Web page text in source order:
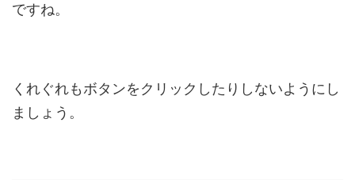
ですね。
くれぐれもボタンをクリックしたりしないようにし
ましょう。